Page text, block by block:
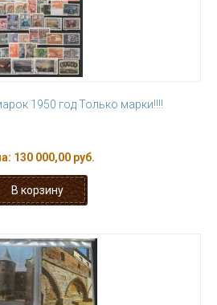
1950 год Только марки!!!!
130 000,00 руб.